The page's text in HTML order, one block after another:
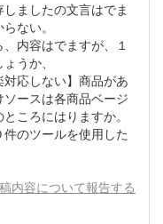
ましたの文言はでま
ない。
内容はでますが、１
うか、
応しない】商品があ
ースは各商品ベージ
ころにはりますか。
のツールを使用した
内容について報告する